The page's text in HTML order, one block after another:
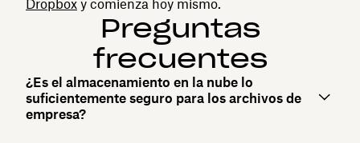
Dropbox y comienza hoy mismo.
Preguntas
frecuentes
¿Es el almacenamiento en la nube lo
suficientemente seguro para los archivos de
empresa?